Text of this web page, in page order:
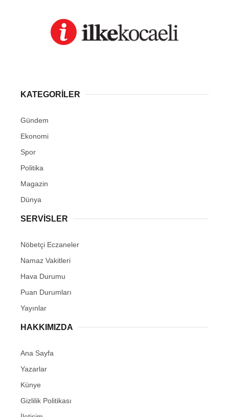
KATEGORİLER
Gündem
Ekonomi
Spor
Politika
Magazin
Dünya
SERVİSLER
Nöbetçi Eczaneler
Namaz Vakitleri
Hava Durumu
Puan Durumları
Yayınlar
HAKKIMIZDA
Ana Sayfa
Yazarlar
Künye
Gizlilik Politikası